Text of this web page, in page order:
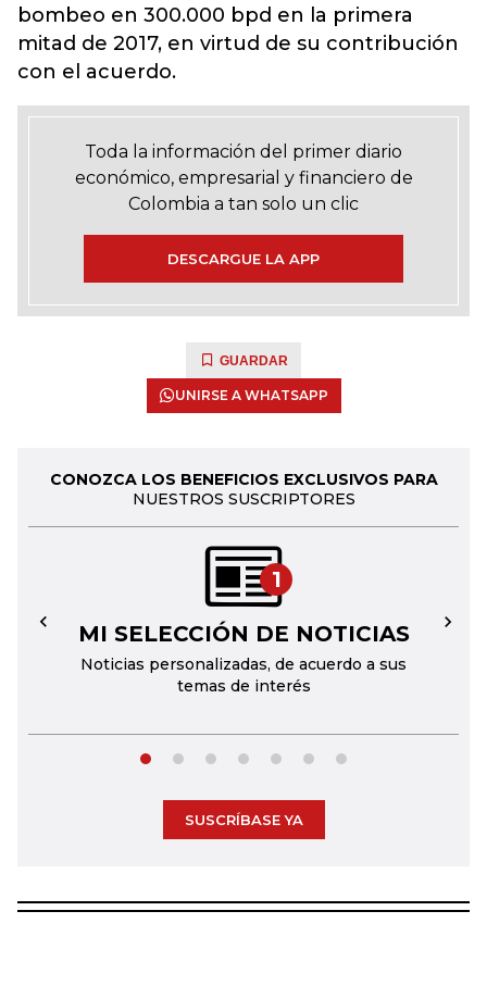
bombeo en 300.000 bpd en la primera
mitad de 2017, en virtud de su contribución
con el acuerdo.
Toda la información del primer diario
económico, empresarial y financiero de
Colombia a tan solo un clic
DESCARGUE LA APP
GUARDAR
UNIRSE A WHATSAPP
CONOZCA LOS BENEFICIOS EXCLUSIVOS PARA
NUESTROS SUSCRIPTORES
1
MI SELECCIÓN DE NOTICIAS
Noticias personalizadas, de acuerdo a sus
temas de interés
← →
SUSCRÍBASE YA